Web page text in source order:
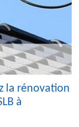
la rénovation
à